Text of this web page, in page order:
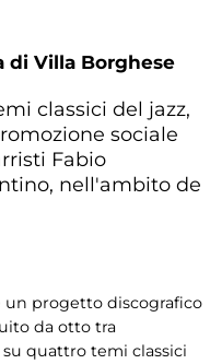
di Villa Borghese
classici del jazz,
sociale
Fabio
nell'ambito de
un progetto discografico
da otto tra
quattro temi classici